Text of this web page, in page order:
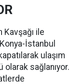
Kavşağı ile
İstanbul
ulaşım
olarak sağlanıyor.